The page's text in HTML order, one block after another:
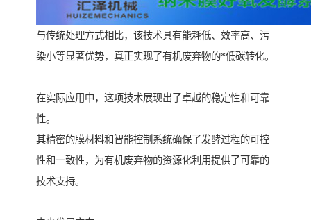
与传统处理方式相比，该技术具有能耗低、效率高、污
染小等显著优势，真正实现了有机废弃物的*低碳转化。
在实际应用中，这项技术展现出了卓越的稳定性和可靠
性。
其精密的膜材料和智能控制系统确保了发酵过程的可控
性和一致性，为有机废弃物的资源化利用提供了可靠的
技术支持。